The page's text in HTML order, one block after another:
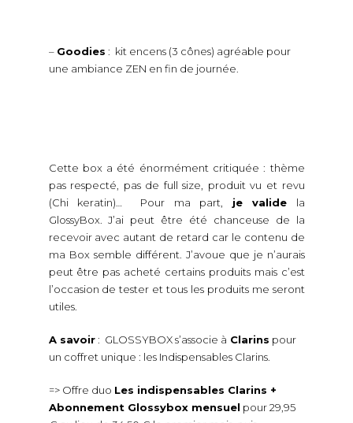
– Goodies : kit encens (3 cônes) agréable pour
une ambiance ZEN en fin de journée.
Cette box a été énormément critiquée : thème
pas respecté, pas de full size, produit vu et revu
(Chi keratin)… Pour ma part, je valide la
GlossyBox. J’ai peut être été chanceuse de la
recevoir avec autant de retard car le contenu de
ma Box semble différent. J’avoue que je n’aurais
peut être pas acheté certains produits mais c’est
l’occasion de tester et tous les produits me seront
utiles.
A savoir: GLOSSYBOX s’associe à Clarins pour
un coffret unique : les Indispensables Clarins.
=> Offre duo Les indispensables Clarins +
Abonnement Glossybox mensuel pour 29,95